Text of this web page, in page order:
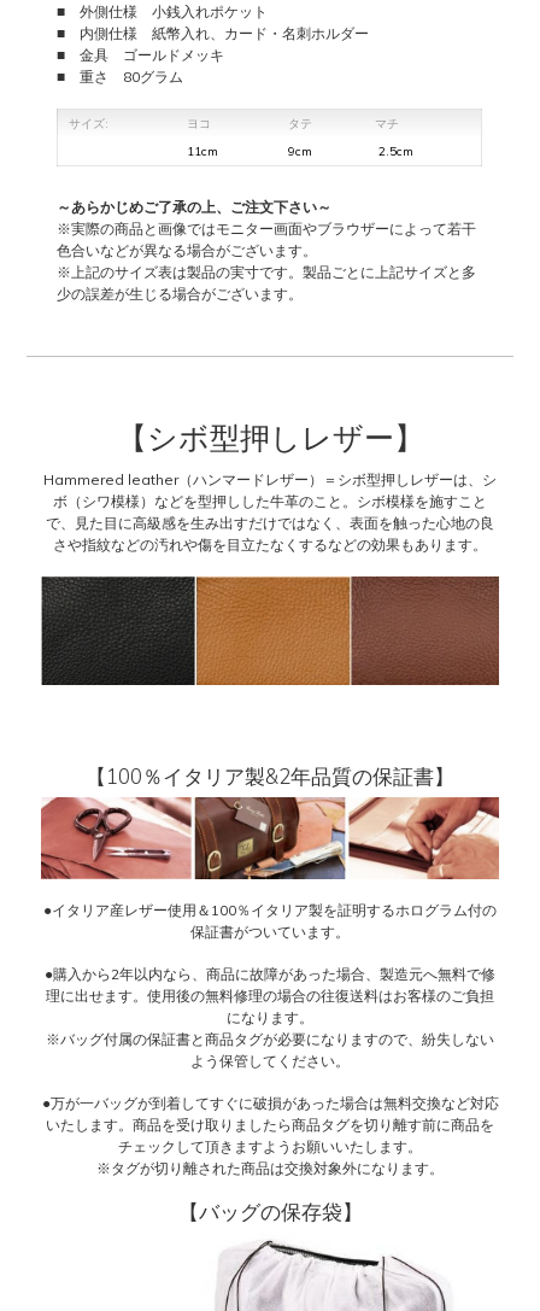
■ 外側仕様 小銭入れポケット
■ 内側仕様 紙幣入れ、カード・名刺ホルダー
■ 金具 ゴールドメッキ
■ 重さ 80グラム
サイズ: ヨコ タテ
マチ
11cm
9cm 2.5cm
～あらかじめご了承の上、ご注文下さい～
※実際の商品と画像ではモニター画面やブラウザーによって若干
色合いなどが異なる場合がございます。
※上記のサイズ表は製品の実寸です。製品ごとに上記サイズと多
少の誤差が生じる場合がございます。
【シボ型押しレザー】
Hammered leather（ハンマードレザー）＝シボ型押しレザーは、シ
ボ（シワ模様）などを型押しした牛革のこと。シボ模様を施すこと
で、見た目に高級感を生み出すだけではなく、表面を触った心地の良
さや指紋などの汚れや傷を目立たなくするなどの効果もあります。
【100％イタリア製&2年品質の保証書】
●イタリア産レザー使用＆100％イタリア製を証明するホログラム付の
保証書がついています。
●購入から2年以内なら、商品に故障があった場合、製造元へ無料で修
理に出せます。使用後の無料修理の場合の往復送料はお客様のご負担
になります。
※バッグ付属の保証書と商品タグが必要になりますので、紛失しない
よう保管してください。
●万が一バッグが到着してすぐに破損があった場合は無料交換など対応
いたします。商品を受け取りましたら商品タグを切り離す前に商品を
チェックして頂きますようお願いいたします。
※タグが切り離された商品は交換対象外になります。
【バッグの保存袋】